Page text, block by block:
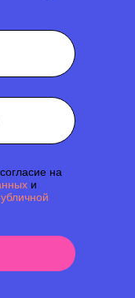
на
и